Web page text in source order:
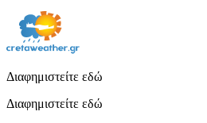
Διαφημιστείτε εδώ
Διαφημιστείτε εδώ